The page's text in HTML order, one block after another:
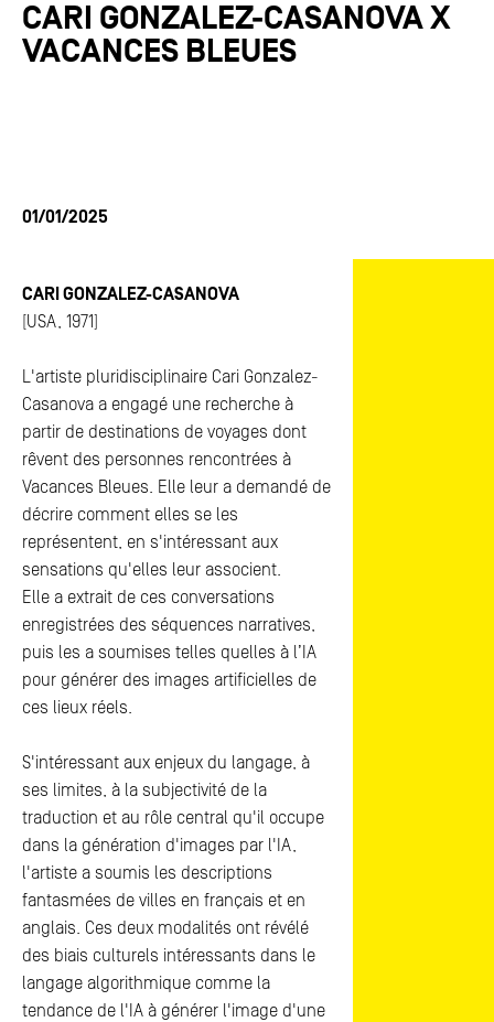
ACTUALITÉS
ACTUALITÉS
CARI GONZALEZ-CASANOVA X
VACANCES BLEUES
01/01/2025
CARI GONZALEZ-CASANOVA
[USA, 1971]
L'artiste pluridisciplinaire Cari Gonzalez-
Casanova a engagé une recherche à
partir de destinations de voyages dont
rêvent des personnes rencontrées à
Vacances Bleues. Elle leur a demandé de
décrire comment elles se les
représentent, en s'intéressant aux
sensations qu'elles leur associent.
Elle a extrait de ces conversations
enregistrées des séquences narratives,
puis les a soumises telles quelles à l’IA
pour générer des images artificielles de
ces lieux réels.
S'intéressant aux enjeux du langage, à
ses limites, à la subjectivité de la
traduction et au rôle central qu'il occupe
dans la génération d'images par l'IA,
l'artiste a soumis les descriptions
fantasmées de villes en français et en
anglais. Ces deux modalités ont révélé
des biais culturels intéressants dans le
langage algorithmique comme la
tendance de l'IA à générer l'image d'une